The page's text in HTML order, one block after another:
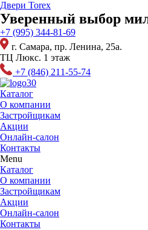
Перейти
к
содержимому
Двери Torex
Уверенный выбор
+7 (995) 344-81-69
г. Самара, пр. Ленина, 25а.
ТЦ Люкс. 1 этаж
+7 (846) 211-55-74
Каталог
О компании
Застройщикам
Акции
Онлайн-салон
Контакты
Menu
Каталог
О компании
Застройщикам
Акции
Онлайн-салон
Контакты